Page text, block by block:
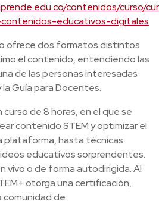
contenidos/curso/
educativos-digitales
ofrece dos formatos distintos
el contenido, entendiendo las
de las personas interesadas
la Guía para Docentes.
de 8 horas, en el que se
contenido STEM y optimizar el
plataforma, hasta técnicas
educativos sorprendentes.
vivo o de forma autodirigida. Al
otorga una certificación,
comunidad de